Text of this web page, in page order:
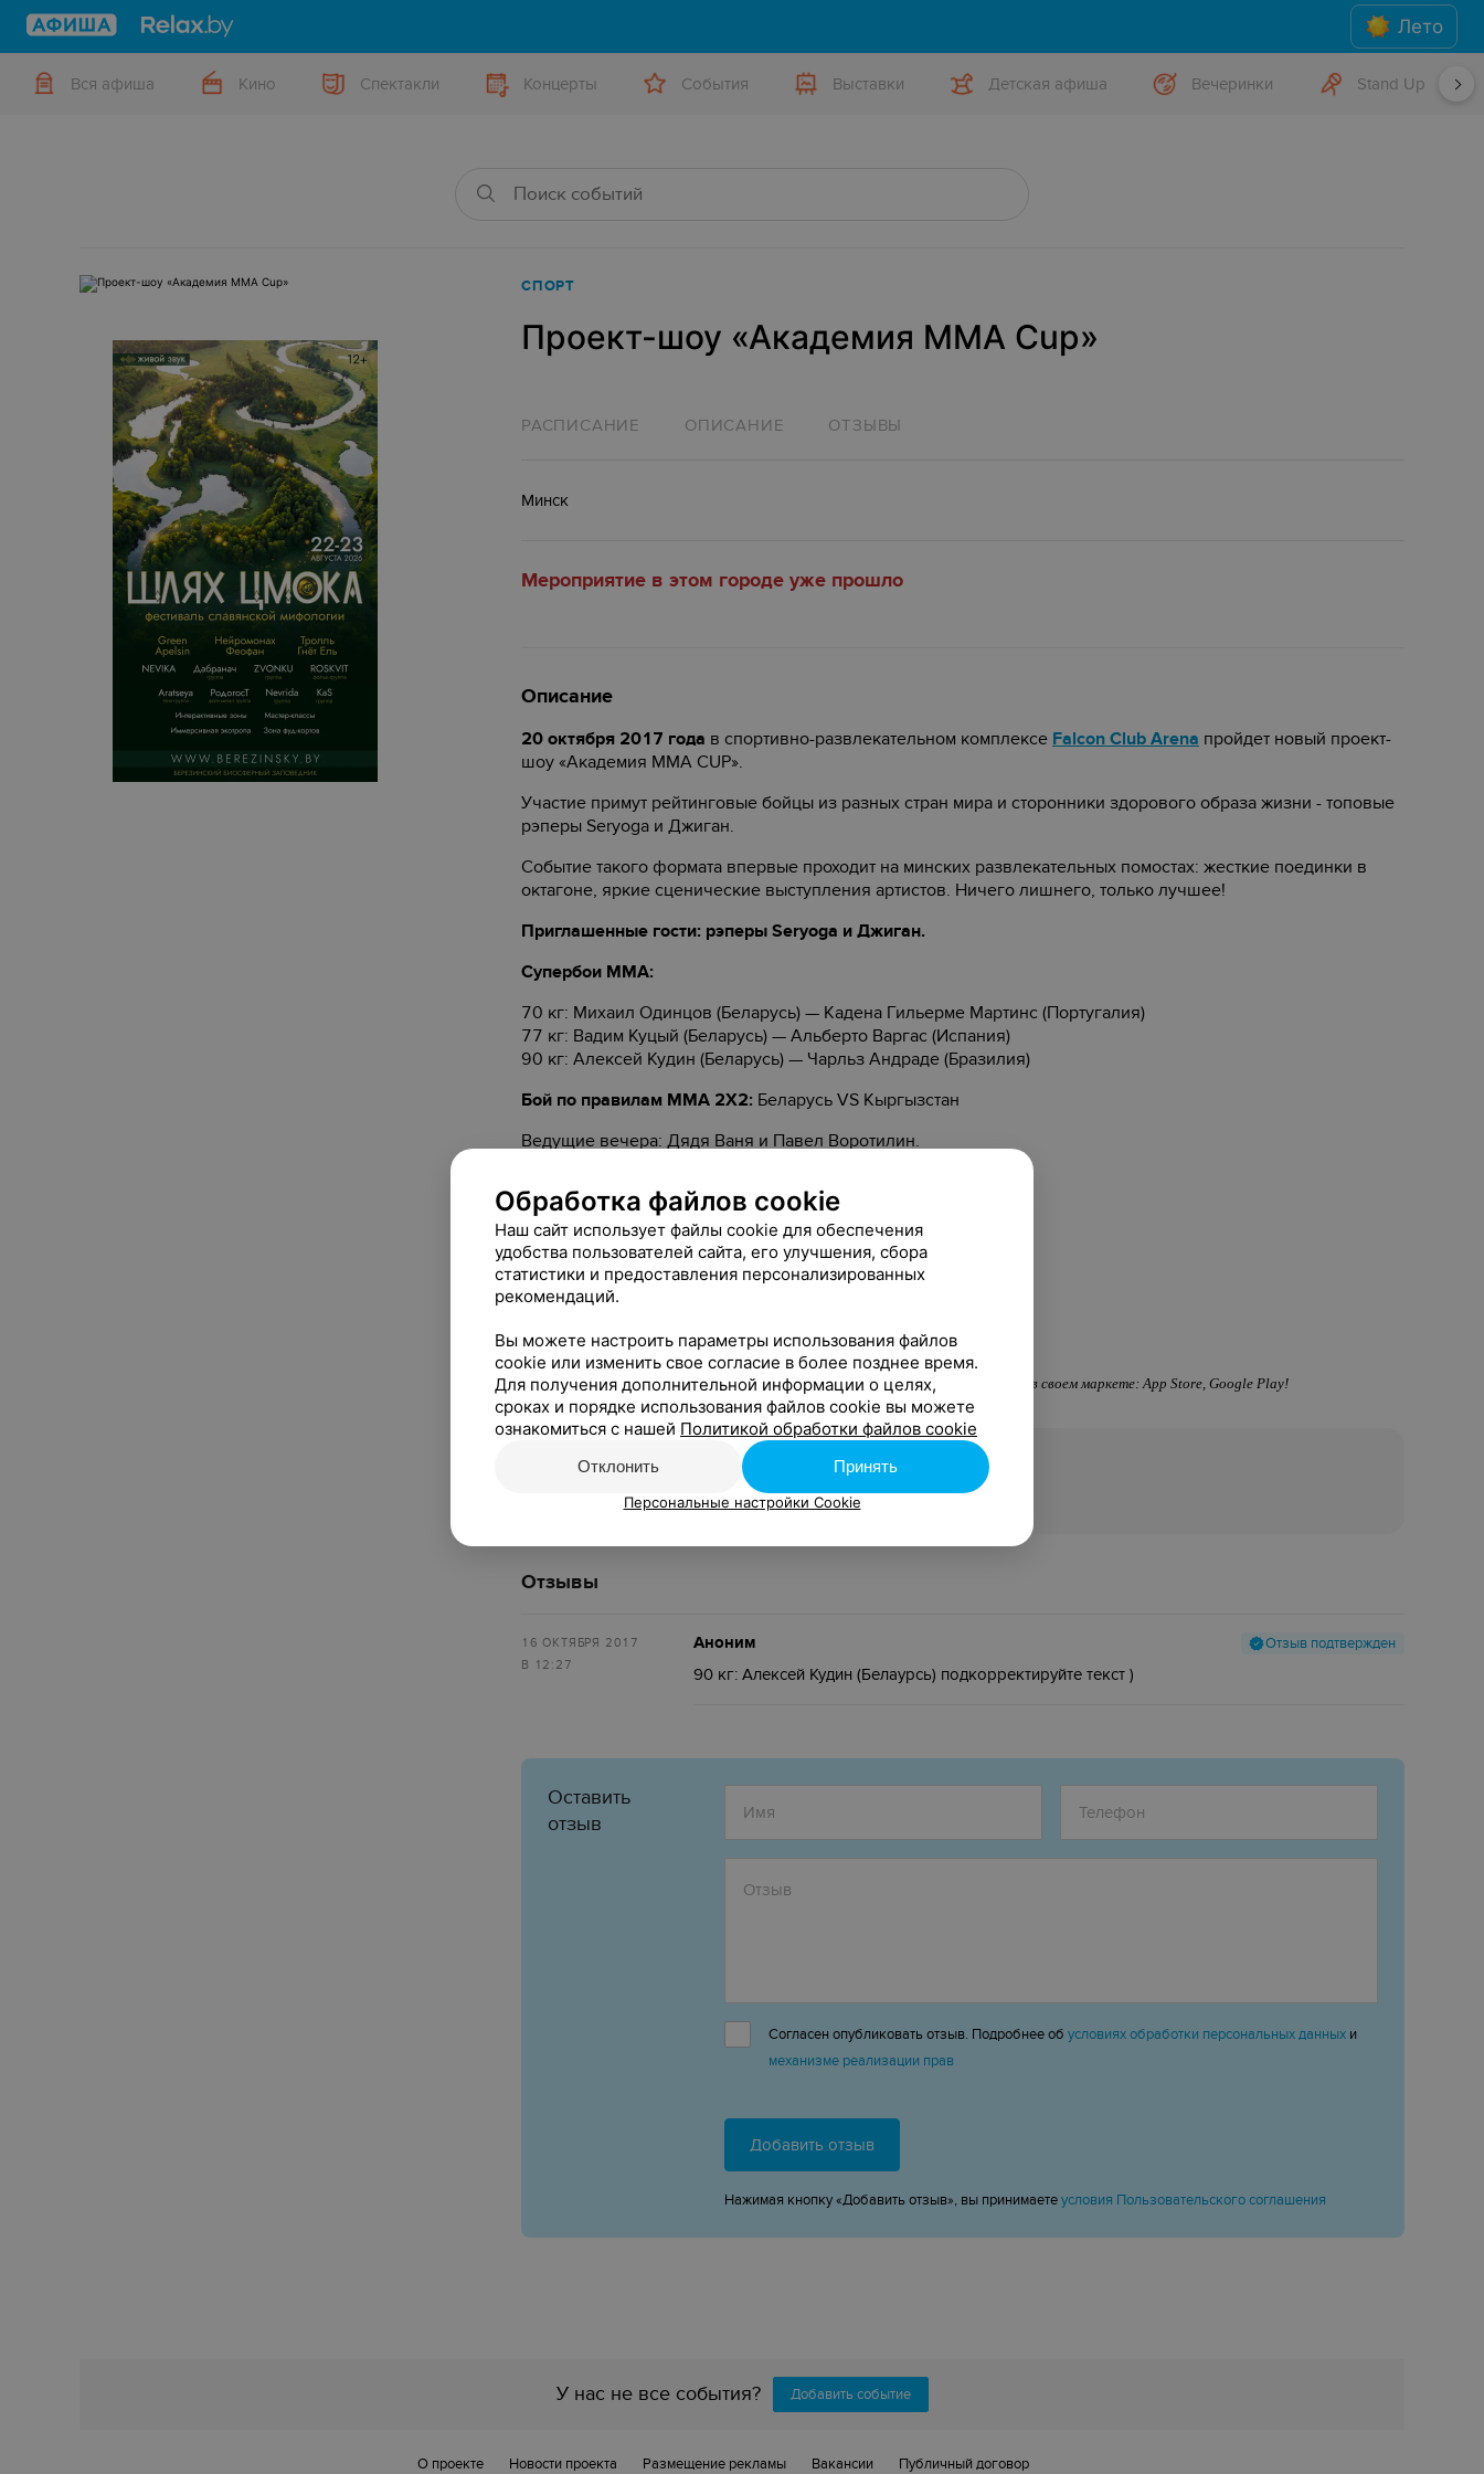
Лето
Вся афиша Кино Спектакли Концерты События Выставки Детская афиша Вечеринки Stand Up
СПОРТ
Проект-шоу «Академия ММА Cup»
РАСПИСАНИЕ ОПИСАНИЕ ОТЗЫВЫ
Минск
Мероприятие в этом городе уже прошло
Описание
20 октября 2017 года в спортивно-развлекательном комплексе Falcon Club Arena пройдет новый проект-
шоу «Академия ММА CUP».
Участие примут рейтинговые бойцы из разных стран мира и сторонники здорового образа жизни - топовые
рэперы Seryoga и Джиган.
Событие такого формата впервые проходит на минских развлекательных помостах: жесткие поединки в
октагоне, яркие сценические выступления артистов. Ничего лишнего, только лучшее!
Приглашенные гости: рэперы Seryoga и Джиган.
Супербои ММА:
70 кг: Михаил Одинцов (Беларусь) — Кадена Гильерме Мартинс (Португалия)
77 кг: Вадим Куцый (Беларусь) — Альберто Варгас (Испания)
90 кг: Алексей Кудин (Беларусь) — Чарльз Андраде (Бразилия)
Бой по правилам ММА 2Х2: Беларусь VS Кыргызстан
Ведущие вечера: Дядя Ваня и Павел Воротилин.
3 часа адреналина и незабываемого драйва!
Начало в 19:00. Присоединяйтесь!
Генеральный партнер мероприятия Exponenta.
Все события твоего города вмобильном приложении relax.by. Найди «relax.by» в своем маркете: App Store, Google Play!
Стоимость билетов:
22,50 — 82,50 руб.
Отзывы
Аноним Отзыв подтвержден
16 ОКТЯБРЯ 2017
В 12:27
90 кг: Алексей Кудин (Белаурсь) подкорректируйте текст )
Оставить
отзыв
Согласен опубликовать отзыв. Подробнее об условиях обработки персональных данных и
механизме реализации прав
Добавить отзыв
Нажимая кнопку «Добавить отзыв», вы принимаетеусловия Пользовательского соглашения
У нас не все события? Добавить событие
О проекте Новости проекта Размещение рекламы Вакансии Публичный договор
Обработка файлов cookie
Наш сайт использует файлы cookie для обеспечения
удобства пользователей сайта, его улучшения, сбора
статистики и предоставления персонализированных
рекомендаций.
Вы можете настроить параметры использования файлов
cookie или изменить свое согласие в более позднее время.
Для получения дополнительной информации о целях,
сроках и порядке использования файлов cookie вы можете
ознакомиться с нашей Политикой обработки файлов cookie
Отклонить Принять
Персональные настройки Cookie